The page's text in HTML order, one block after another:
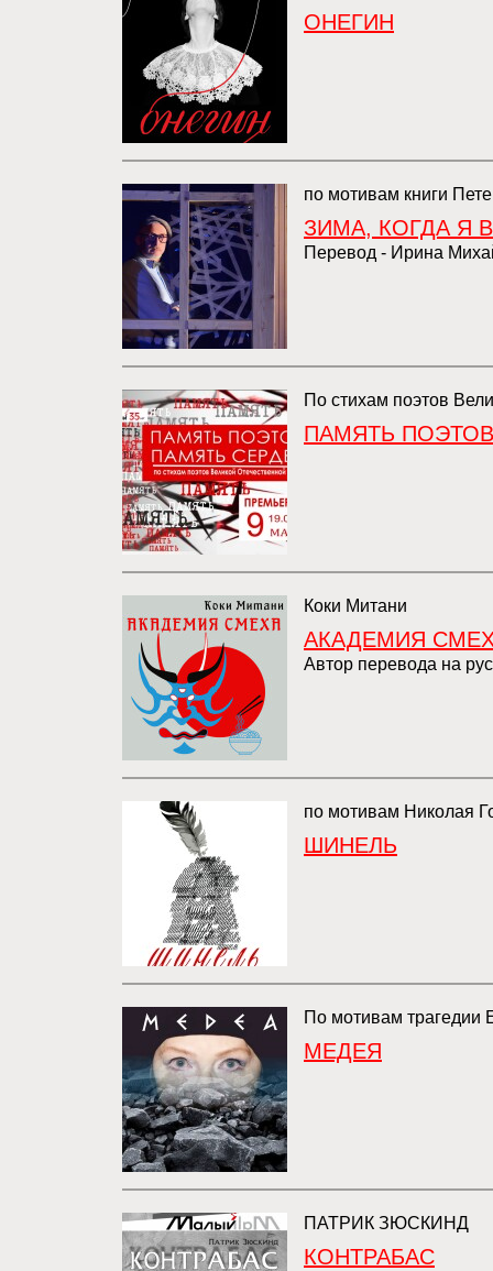
ОНЕГИН
по мотивам книги
ЗИМА, КОГДА Я
Перевод - Ирина
По стихам поэтов
ПАМЯТЬ
Коки Митани
АКАДЕМИЯ
Автор перевода на
по мотивам Николая
ШИНЕЛЬ
По мотивам трагедии
МЕДЕЯ
ПАТРИК ЗЮСКИНД
КОНТРАБАС